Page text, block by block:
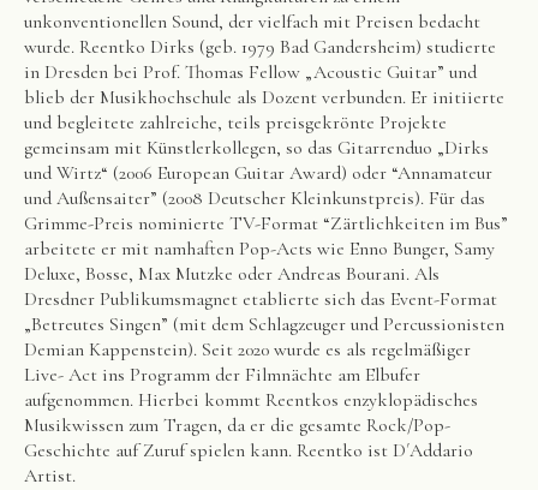
unkonventionellen Sound, der vielfach mit Preisen bedacht
wurde. Reentko Dirks (geb. 1979 Bad Gandersheim) studierte
in Dresden bei Prof. Thomas Fellow „Acoustic Guitar” und
blieb der Musikhochschule als Dozent verbunden. Er initiierte
und begleitete zahlreiche, teils preisgekrönte Projekte
gemeinsam mit Künstlerkollegen, so das Gitarrenduo „Dirks
und Wirtz“ (2006 European Guitar Award) oder “Annamateur
und Außensaiter” (2008 Deutscher Kleinkunstpreis). Für das
Grimme-Preis nominierte TV-Format “Zärtlichkeiten im Bus”
arbeitete er mit namhaften Pop-Acts wie Enno Bunger, Samy
Deluxe, Bosse, Max Mutzke oder Andreas Bourani. Als
Dresdner Publikumsmagnet etablierte sich das Event-Format
„Betreutes Singen” (mit dem Schlagzeuger und Percussionisten
Demian Kappenstein). Seit 2020 wurde es als regelmäßiger
Live- Act ins Programm der Filmnächte am Elbufer
aufgenommen. Hierbei kommt Reentkos enzyklopädisches
Musikwissen zum Tragen, da er die gesamte Rock/Pop-
Geschichte auf Zuruf spielen kann. Reentko ist D´Addario
Artist.